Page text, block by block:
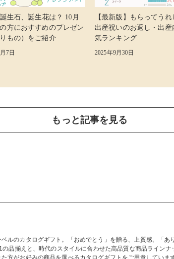
生石、誕生花は？ 10月
方におすすめのプレゼン
りもの）をご紹介
7日
【最新版】もらってうれ
出産祝いのお返し・出産
気ランキング
2025年9月30日
もっと記事を見る
ルのカタログギフト。「おめでとう」を贈る、上質感。「あ
品揃えと、時代のスタイルに合わせた高品質な商品ライン